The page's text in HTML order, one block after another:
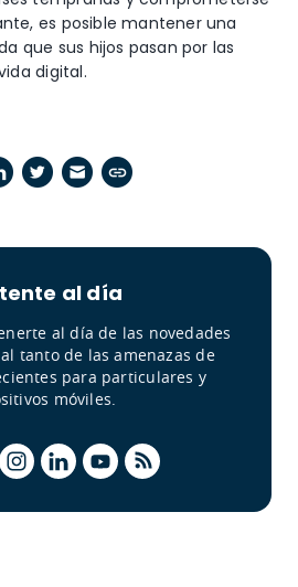
es posible mantener una
que sus hijos pasan por las
digital.
al día
al día de las novedades
tanto de las amenazas de
para particulares y
móviles.